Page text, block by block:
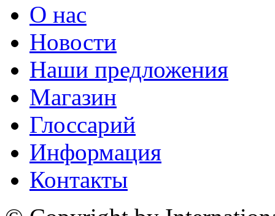
О нас
Новости
Наши предложения
Магазин
Глоссарий
Информация
Контакты